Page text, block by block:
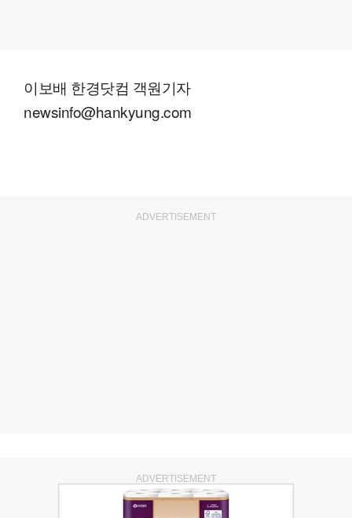
이보배 한경닷컴 객원기자
newsinfo@hankyung.com
ADVERTISEMENT
ADVERTISEMENT